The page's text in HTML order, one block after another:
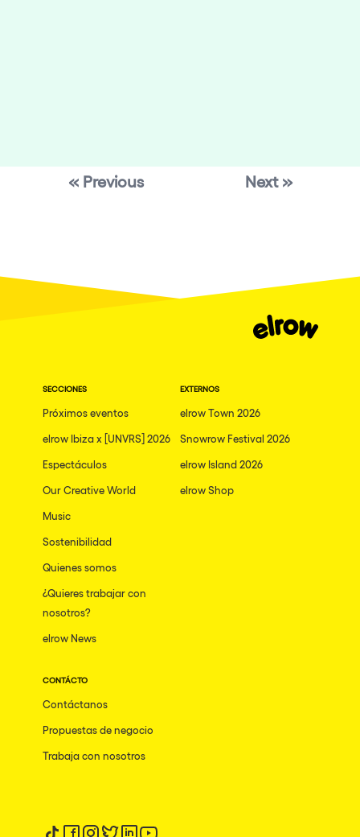
« Previous Next »
SECCIONES
Próximos eventos
elrow Ibiza x [UNVRS] 2026
Espectáculos
Our Creative World
Music
Sostenibilidad
Quienes somos
¿Quieres trabajar con
nosotros?
elrow News
EXTERNOS
elrow Town 2026
Snowrow Festival 2026
elrow Island 2026
elrow Shop
CONTÁCTO
Contáctanos
Propuestas de negocio
Trabaja con nosotros
Síguenos en tiktok
Síguenos en facebook
Síguenos en instagram
Síguenos en twitter
Síguenos en linkedin
Síguenos en youtube